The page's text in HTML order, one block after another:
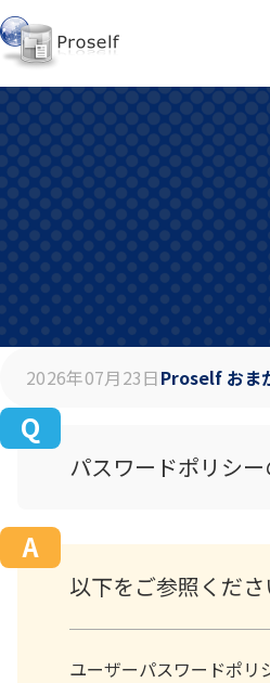
2026年07月23日Proself おま
パスワードポリシ
以下をご参照くださ
ユーザーパスワードポリ